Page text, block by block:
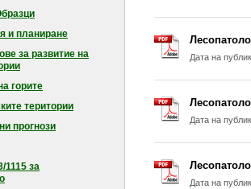
и планиране
за развитие на
горите
територии
прогнози
1115 за
Дата на
Дата на
Дата на